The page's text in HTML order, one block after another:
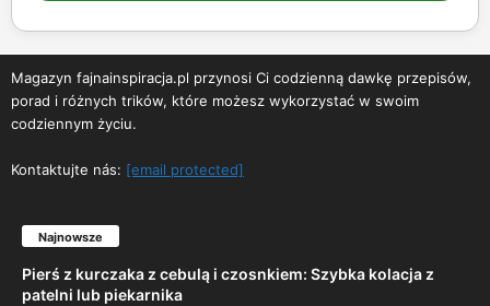
Magazyn fajnainspiracja.pl przynosi Ci codzienną dawkę przepisów,
porad i różnych trików, które możesz wykorzystać w swoim
codziennym życiu.
Kontaktujte nás: [email protected]
Najnowsze
Pierś z kurczaka z cebulą i czosnkiem: Szybka kolacja z
patelni lub piekarnika